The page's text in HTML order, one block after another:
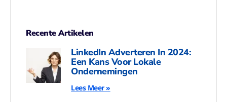
Recente Artikelen
LinkedIn Adverteren In 2024:
Een Kans Voor Lokale
Ondernemingen
Lees Meer »